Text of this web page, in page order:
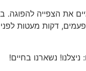
ו"הפסקת-אש" צליל מיוחד. כשהייתי
הפעמים, דקות מעטות
נשארנו בחיים!